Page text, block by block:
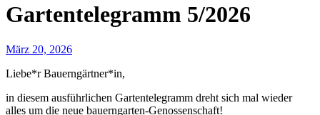
Gartentelegramm 5/2026
März 20, 2026
Liebe*r Bauerngärtner*in,
in diesem ausführlichen Gartentelegramm dreht sich mal wieder
alles um die neue bauerngarten-Genossenschaft!